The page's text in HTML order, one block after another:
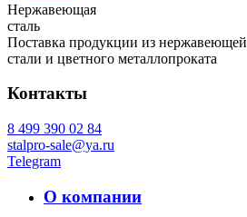
Нержавеющая
сталь
Поставка продукции из нержавеющей
стали и цветного металлопроката
Контакты
8 499 390 02 84
stalpro-sale@ya.ru
Telegram
О компании